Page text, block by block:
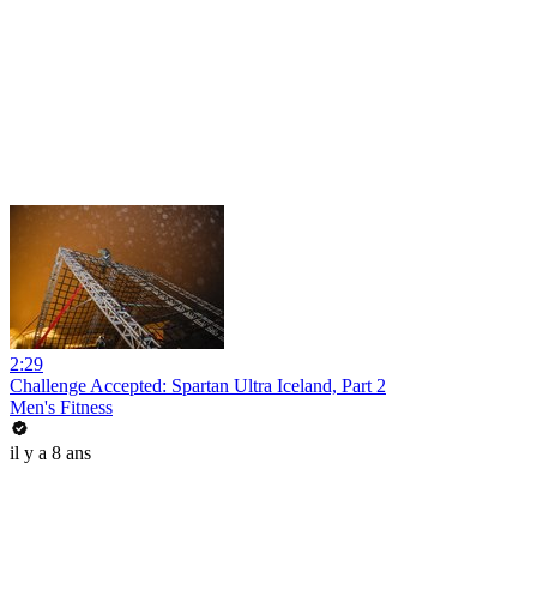
2:29
Challenge Accepted: Spartan Ultra Iceland, Part 2
Men's Fitness
il y a 8 ans